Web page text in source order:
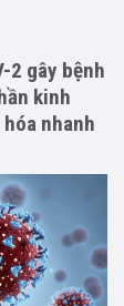
2 gây bệnh
kinh
nhanh